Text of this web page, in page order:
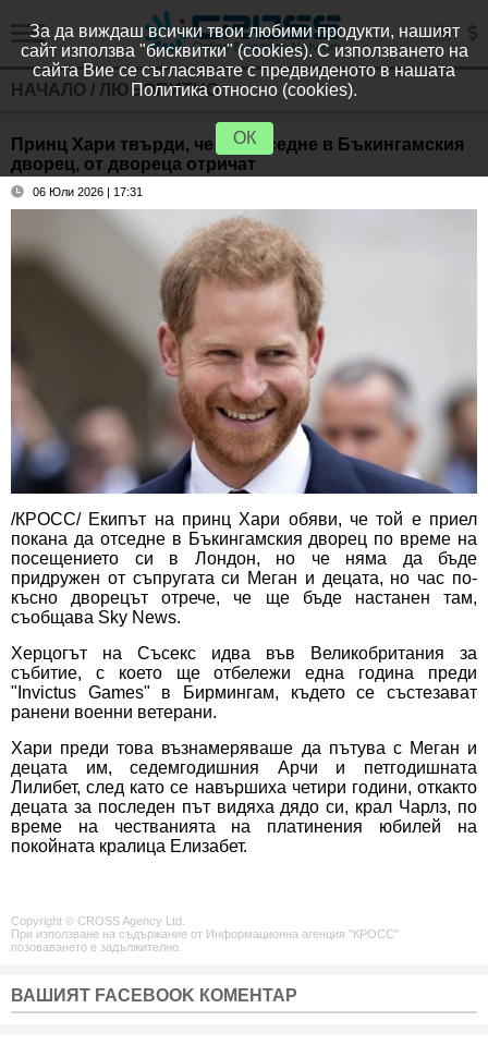
НАЧАЛО / ЛЮБОПИТНО
Принц Хари твърди, че ще отседне в Бъкингамския
дворец, от двореца отричат
06 Юли 2026 | 17:31
/КРОСС/ Екипът на принц Хари обяви, че той е приел
покана да отседне в Бъкингамския дворец по време на
посещението си в Лондон, но че няма да бъде
придружен от съпругата си Меган и децата, но час по-
късно дворецът отрече, че ще бъде настанен там,
съобщава Sky News.
Херцогът на Съсекс идва във Великобритания за
събитие, с което ще отбележи една година преди
"Invictus Games" в Бирмингам, където се състезават
ранени военни ветерани.
Хари преди това възнамеряваше да пътува с Меган и
децата им, седемгодишния Арчи и петгодишната
Лилибет, след като се навършиха четири години, откакто
децата за последен път видяха дядо си, крал Чарлз, по
време на честванията на платинения юбилей на
покойната кралица Елизабет.
Copyright © CROSS Agency Ltd.
При използване на съдържание от Информационна агенция "КРОСС"
позоваването е задължително.
ВАШИЯТ FACEBOOK КОМЕНТАР
За да виждаш всички твои любими продукти, нашият
сайт използва "бисквитки" (cookies). С използването на
сайта Вие се съгласявате с предвиденото в нашата
Политика относно (cookies).
ОК